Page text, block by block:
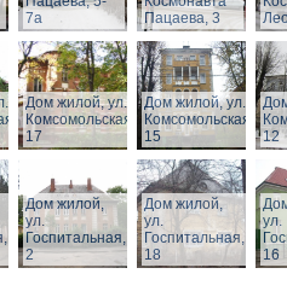
7а
Пацаева, 3
Дом жилой, ул.
Комсомольская,
17
Дом жилой, ул.
Комсомольская,
15
12
Дом жилой,
ул.
Госпитальная,
2
Дом жилой,
ул.
Госпитальная,
18
ул.
16